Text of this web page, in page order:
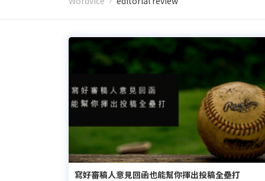
寫好審稿人意見回函也能幫你揮出投稿全壘打